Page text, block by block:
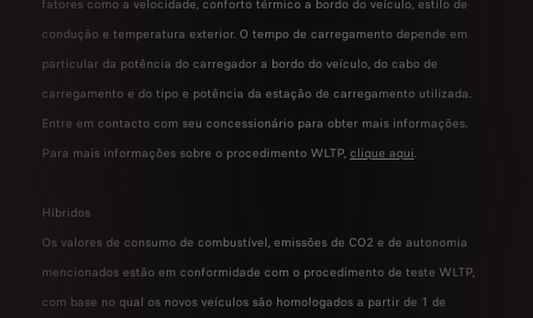
fatores como a velocidade, conforto térmico a bordo do veículo, estilo de
condução e temperatura exterior. O tempo de carregamento depende em
particular da potência do carregador a bordo do veículo, do cabo de
carregamento e do tipo e potência da estação de carregamento utilizada.
Entre em contacto com seu concessionário para obter mais informações.
Para mais informações sobre o procedimento WLTP, clique aqui.
Híbridos
Os valores de consumo de combustível, emissões de CO2 e de autonomia
mencionados estão em conformidade com o procedimento de teste WLTP,
com base no qual os novos veículos são homologados a partir de 1 de